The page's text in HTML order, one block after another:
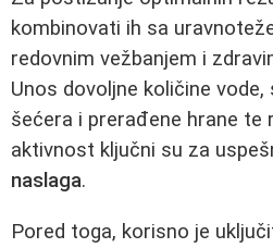
kombinovati ih sa
redovnim vežbanjem i
Unos dovoljne količine vode,
šećera i prerađene hrane te
aktivnost ključni su za
naslaga.
Pored toga, korisno je